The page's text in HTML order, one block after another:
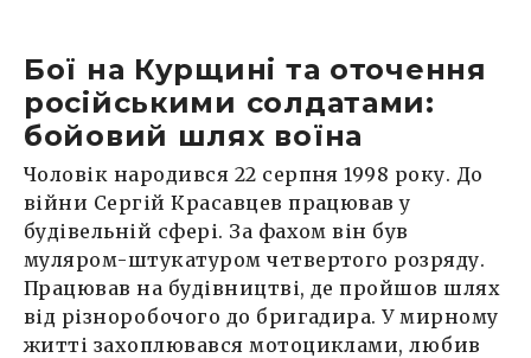
Бої на Курщині та оточення
російськими солдатами:
бойовий шлях воїна
Чоловік народився 22 серпня 1998 року. До
війни Сергій Красавцев працював у
будівельній сфері. За фахом він був
муляром-штукатуром четвертого розряду.
Працював на будівництві, де пройшов шлях
від різноробочого до бригадира. У мирному
житті захоплювався мотоциклами, любив